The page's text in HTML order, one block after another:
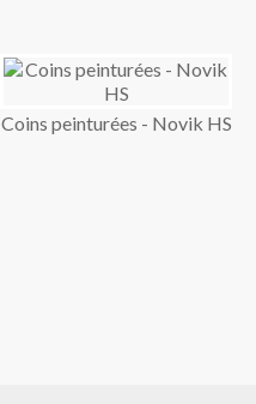
Coins peinturées - Novik HS